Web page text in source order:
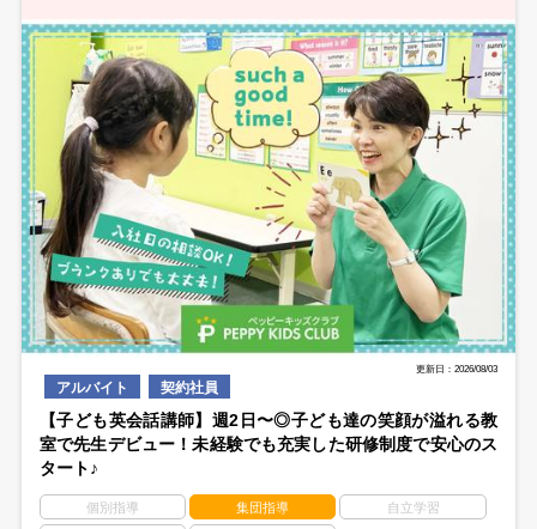
更新日：2026/08/03
アルバイト 契約社員
【子ども英会話講師】週2日〜◎子ども達の笑顔が溢れる教
室で先生デビュー！未経験でも充実した研修制度で安心のス
タート♪
個別指導 集団指導 自立学習